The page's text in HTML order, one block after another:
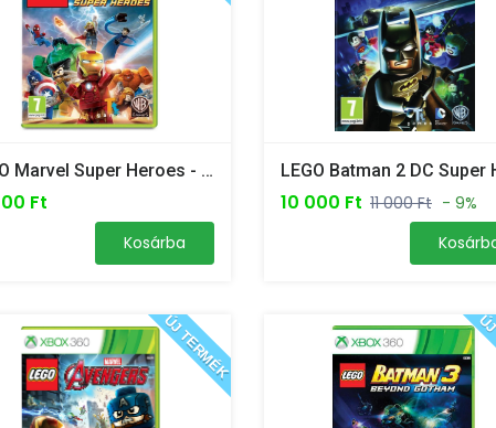
LEGO Marvel Super Heroes - Xbox 360 /ÚJ/
Ft
Kosárba
10 000 Ft 11 000 Ft - 9%
ÚJ TERMÉK